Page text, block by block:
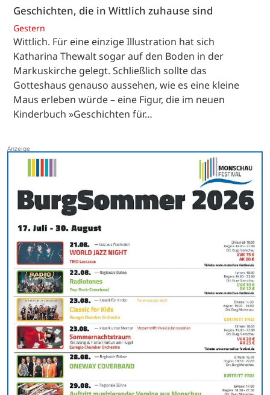
Geschichten, die in Wittlich zuhause sind
Gestern
Wittlich. Für eine einzige Illustration hat sich
Katharina Thewalt sogar auf den Boden in der
Markuskirche gelegt. Schließlich sollte das
Gotteshaus genauso aussehen, wie es eine kleine
Maus erleben würde – eine Figur, die im neuen
Kinderbuch »Geschichten für…